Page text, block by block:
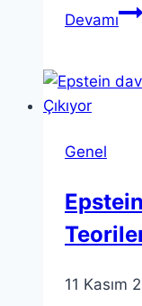
Devamı
Genel
11 Kasım